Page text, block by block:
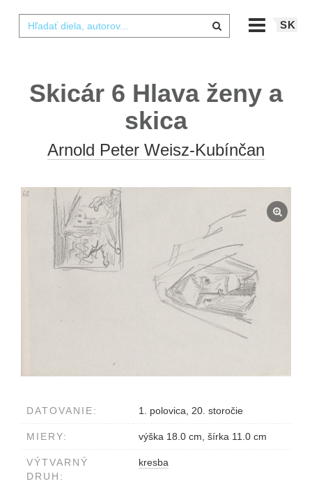
SK
Skicár 6 Hlava ženy a
skica
Arnold Peter Weisz-Kubínčan
DATOVANIE: 1. polovica, 20. storočie
MIERY: výška 18.0 cm, šírka 11.0 cm
VÝTVARNÝ
DRUH:
kresba